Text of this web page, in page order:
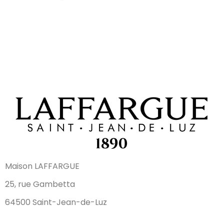
Maison LAFFARGUE
25, rue Gambetta
64500 Saint-Jean-de-Luz